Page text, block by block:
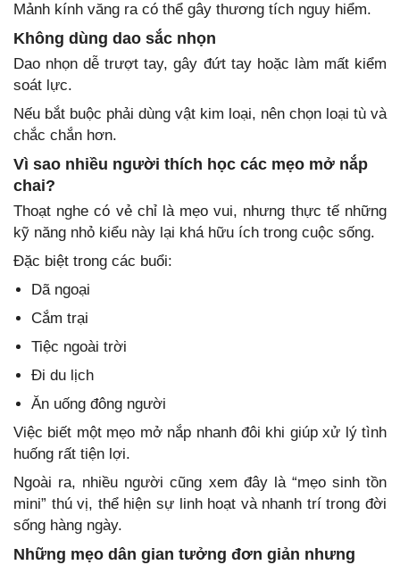
Mảnh kính văng ra có thể gây thương tích nguy hiểm.
Không dùng dao sắc nhọn
Dao nhọn dễ trượt tay, gây đứt tay hoặc làm mất kiểm
soát lực.
Nếu bắt buộc phải dùng vật kim loại, nên chọn loại tù và
chắc chắn hơn.
Vì sao nhiều người thích học các mẹo mở nắp
chai?
Thoạt nghe có vẻ chỉ là mẹo vui, nhưng thực tế những
kỹ năng nhỏ kiểu này lại khá hữu ích trong cuộc sống.
Đặc biệt trong các buổi:
Dã ngoại
Cắm trại
Tiệc ngoài trời
Đi du lịch
Ăn uống đông người
Việc biết một mẹo mở nắp nhanh đôi khi giúp xử lý tình
huống rất tiện lợi.
Ngoài ra, nhiều người cũng xem đây là “mẹo sinh tồn
mini” thú vị, thể hiện sự linh hoạt và nhanh trí trong đời
sống hàng ngày.
Những mẹo dân gian tưởng đơn giản nhưng